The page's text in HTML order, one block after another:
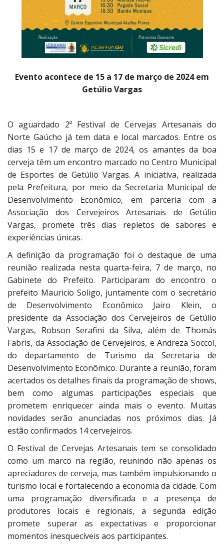
Evento acontece de 15 a 17 de março de 2024 em
Getúlio Vargas
O aguardado 2º Festival de Cervejas Artesanais do
Norte Gaúcho já tem data e local marcados. Entre os
dias 15 e 17 de março de 2024, os amantes da boa
cerveja têm um encontro marcado no Centro Municipal
de Esportes de Getúlio Vargas. A iniciativa, realizada
pela Prefeitura, por meio da Secretaria Municipal de
Desenvolvimento Econômico, em parceria com a
Associação dos Cervejeiros Artesanais de Getúlio
Vargas, promete três dias repletos de sabores e
experiências únicas.
A definição da programação foi o destaque de uma
reunião realizada nesta quarta-feira, 7 de março, no
Gabinete do Prefeito. Participaram do encontro o
prefeito Mauricio Soligo, juntamente com o secretário
de Desenvolvimento Econômico Jairo Klein, o
presidente da Associação dos Cervejeiros de Getúlio
Vargas, Robson Serafini da Silva, além de Thomás
Fabris, da Associação de Cervejeiros, e Andreza Soccol,
do departamento de Turismo da Secretaria de
Desenvolvimento Econômico. Durante a reunião, foram
acertados os detalhes finais da programação de shows,
bem como algumas participações especiais que
prometem enriquecer ainda mais o evento. Muitas
novidades serão anunciadas nos próximos dias. Já
estão confirmados 14 cervejeiros.
O Festival de Cervejas Artesanais tem se consolidado
como um marco na região, reunindo não apenas os
apreciadores de cerveja, mas também impulsionando o
turismo local e fortalecendo a economia da cidade. Com
uma programação diversificada e a presença de
produtores locais e regionais, a segunda edição
promete superar as expectativas e proporcionar
momentos inesquecíveis aos participantes.